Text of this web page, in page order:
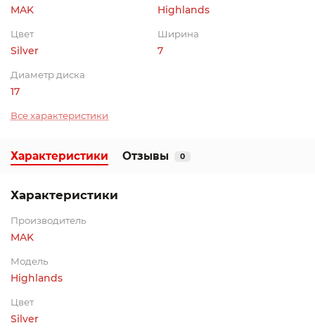
MAK Highlands
Цвет
Silver
Ширина
7
Диаметр диска
17
Все характеристики
Характеристики Отзывы 0
Характеристики
Производитель
MAK
Модель
Highlands
Цвет
Silver